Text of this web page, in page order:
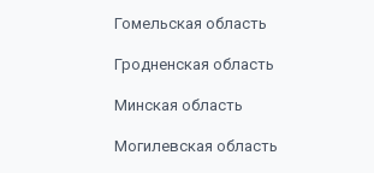
Гомельская область
Гродненская область
Минская область
Могилевская область